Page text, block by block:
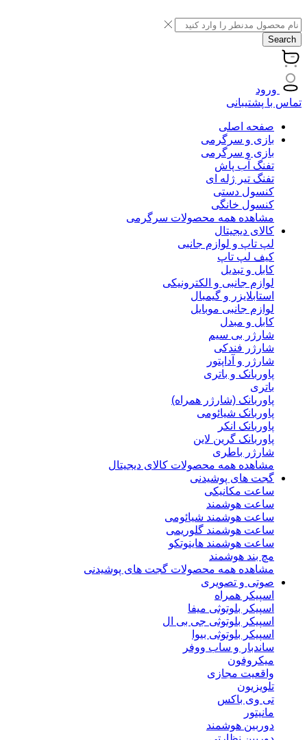
Search
ورود
تماس با پشتیبانی
صفحه اصلی
بازی و سرگرمی
بازی و سرگرمی
تفنگ آب پاش
تفنگ تیر ژله ای
کنسول دستی
کنسول خانگی
مشاهده همه محصولات سرگرمی
کالای دیجیتال
لپ تاپ و لوازم جانبی
کیف لپ تاپ
کابل و تبدیل
لوازم جانبی و الکترونیکی
استابلایزر و گیمبال
لوازم جانبی موبایل
کابل و مبدل
شارژر بی سیم
شارژر فندکی
شارژر و آداپتور
پاوربانک و باتری
باتری
پاوربانک (شارژر همراه)
پاوربانک شیائومی
پاوربانک انکر
پاوربانک گرین لاین
شارژر باطری
مشاهده همه محصولات کالای دیجیتال
گجت های پوشیدنی
ساعت مکانیکی
ساعت هوشمند
ساعت هوشمند شیائومی
ساعت هوشمند گلوریمی
ساعت هوشمند هاینوتکو
مچ بند هوشمند
مشاهده همه محصولات گجت های پوشیدنی
صوتی و تصویری
اسپیکر همراه
اسپیکر بلوتوثی میفا
اسپیکر بلوتوثی جی بی ال
اسپیکر بلوتوثی بیوا
ساندبار و ساب ووفر
میکروفون
واقعیت مجازی
تلویزیون
تی وی باکس
مانیتور
دوربین هوشمند